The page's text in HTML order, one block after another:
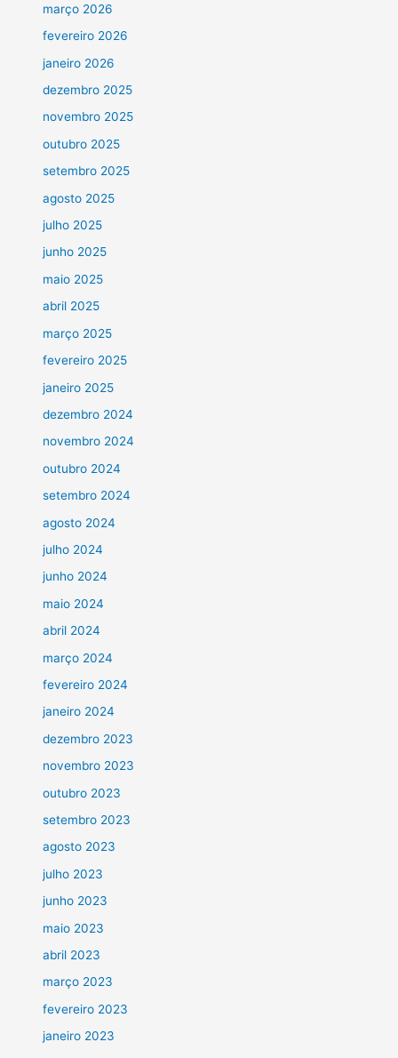
março 2026
fevereiro 2026
janeiro 2026
dezembro 2025
novembro 2025
outubro 2025
setembro 2025
agosto 2025
julho 2025
junho 2025
maio 2025
abril 2025
março 2025
fevereiro 2025
janeiro 2025
dezembro 2024
novembro 2024
outubro 2024
setembro 2024
agosto 2024
julho 2024
junho 2024
maio 2024
abril 2024
março 2024
fevereiro 2024
janeiro 2024
dezembro 2023
novembro 2023
outubro 2023
setembro 2023
agosto 2023
julho 2023
junho 2023
maio 2023
abril 2023
março 2023
fevereiro 2023
janeiro 2023